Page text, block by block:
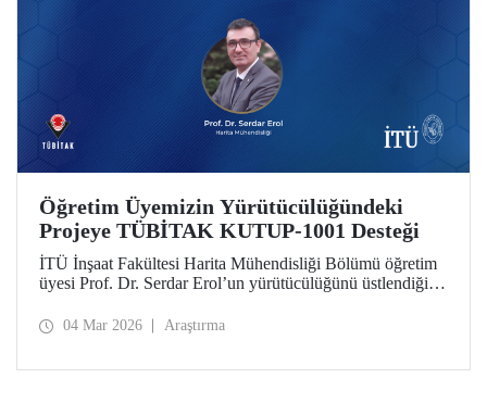
Öğretim Üyemizin Yürütücülüğündeki
Projeye TÜBİTAK KUTUP-1001 Desteği
İTÜ İnşaat Fakültesi Harita Mühendisliği Bölümü öğretim
üyesi Prof. Dr. Serdar Erol’un yürütücülüğünü üstlendiği
kapsamında desteğe değer görüldü.
04 Mar 2026 Araştırma